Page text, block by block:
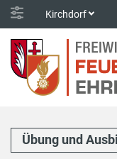
Kirchdorf
Übung und